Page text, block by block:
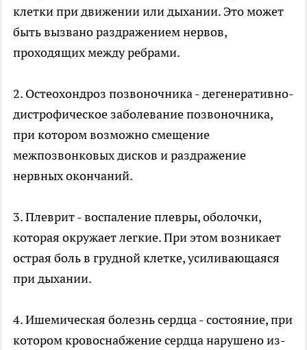
клетки при движении или дыхании. Это может
быть вызвано раздражением нервов,
проходящих между ребрами.
2. Остеохондроз позвоночника - дегенеративно-
дистрофическое заболевание позвоночника,
при котором возможно смещение
межпозвонковых дисков и раздражение
нервных окончаний.
3. Плеврит - воспаление плевры, оболочки,
которая окружает легкие. При этом возникает
острая боль в грудной клетке, усиливающаяся
при дыхании.
4. Ишемическая болезнь сердца - состояние, при
котором кровоснабжение сердца нарушено из-